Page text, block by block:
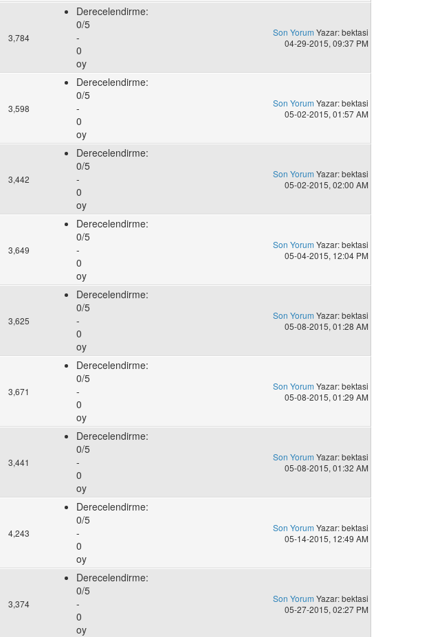
3,784
Derecelendirme:
0/5
-
0
oy
Son Yorum Yazar: bektasi
04-29-2015, 09:37 PM
3,598
Derecelendirme:
0/5
-
0
oy
Son Yorum Yazar: bektasi
05-02-2015, 01:57 AM
3,442
Derecelendirme:
0/5
-
0
oy
Son Yorum Yazar: bektasi
05-02-2015, 02:00 AM
3,649
Derecelendirme:
0/5
-
0
oy
Son Yorum Yazar: bektasi
05-04-2015, 12:04 PM
3,625
Derecelendirme:
0/5
-
0
oy
Son Yorum Yazar: bektasi
05-08-2015, 01:28 AM
3,671
Derecelendirme:
0/5
-
0
oy
Son Yorum Yazar: bektasi
05-08-2015, 01:29 AM
3,441
Derecelendirme:
0/5
-
0
oy
Son Yorum Yazar: bektasi
05-08-2015, 01:32 AM
4,243
Derecelendirme:
0/5
-
0
oy
Son Yorum Yazar: bektasi
05-14-2015, 12:49 AM
3,374
Derecelendirme:
0/5
-
0
oy
Son Yorum Yazar: bektasi
05-27-2015, 02:27 PM